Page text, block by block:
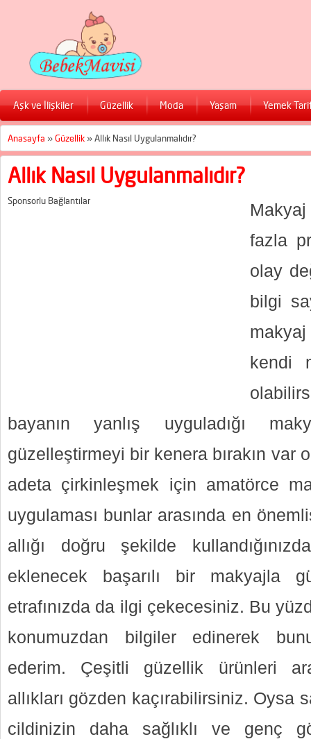
Aşk ve İlişkiler Güzellik Moda Yaşam Yemek
Anasayfa »Güzellik »Allık Nasıl Uygulanmalıdır?
Allık Nasıl Uygulanmalıdır?
Sponsorlu Bağlantılar
fazla
olay
bilgi
kendi
bayanın yanlış uyguladığı
güzelleştirmeyi bir kenera bırakın var
adeta çirkinleşmek için amatörce
uygulaması bunlar arasında en
allığı doğru şekilde
eklenecek başarılı bir makyajla
etrafınızda da ilgi çekecesiniz. Bu
konumuzdan bilgiler edinerek
ederim. Çeşitli güzellik ürünleri
allıkları gözden kaçırabilirsiniz. Oysa
cildinizin daha sağlıklı ve genç